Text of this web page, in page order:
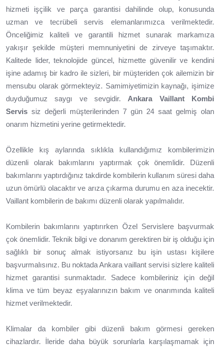
hizmeti işçilik ve parça garantisi dahilinde olup, konusunda
uzman ve tecrübeli servis elemanlarımızca verilmektedir.
Önceliğimiz kaliteli ve garantili hizmet sunarak markamıza
yakışır şekilde müşteri memnuniyetini de zirveye taşımaktır.
Kalitede lider, teknolojide güncel, hizmette güvenilir ve kendini
işine adamış bir kadro ile sizleri, bir müşteriden çok ailemizin bir
mensubu olarak görmekteyiz. Samimiyetimizin kaynağı, işimize
duyduğumuz saygı ve sevgidir. Ankara Vaillant Kombi
Servis siz değerli müşterilerinden 7 gün 24 saat gelmiş olan
onarım hizmetini yerine getirmektedir.
Özellikle kış aylarında sıklıkla kullandığımız kombilerimizin
düzenli olarak bakımlarını yaptırmak çok önemlidir. Düzenli
bakımlarını yaptırdığınız takdirde kombilerin kullanım süresi daha
uzun ömürlü olacaktır ve arıza çıkarma durumu en aza inecektir.
Vaillant kombilerin de bakımı düzenli olarak yapılmalıdır.
Kombilerin bakımlarını yaptırırken Özel Servislere başvurmak
çok önemlidir. Teknik bilgi ve donanım gerektiren bir iş olduğu için
sağlıklı bir sonuç almak istiyorsanız bu işin ustası kişilere
başvurmalısınız. Bu noktada Ankara vaillant servisi sizlere kaliteli
hizmet garantisi sunmaktadır. Sadece kombileriniz için değil
klima ve tüm beyaz eşyalarınızın bakım ve onarımında kaliteli
hizmet verilmektedir.
Klimalar da kombiler gibi düzenli bakım görmesi gereken
cihazlardır. İleride daha büyük sorunlarla karşılaşmamak için